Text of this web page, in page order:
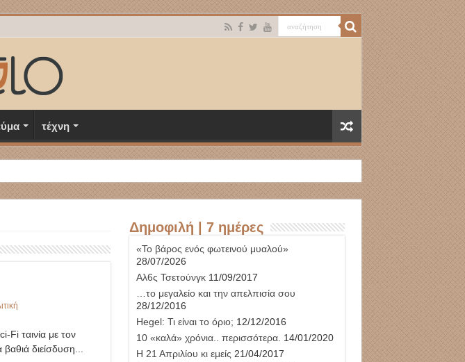
τέχνη
Fi ταινία με τον
βαθιά διείσδυση...
Δημοφιλή | 7 ημέρες
«Το βάρος ενός φωτεινού μυαλού»
28/07/2026
Αλ6ς Τσετούνγκ11/09/2017
…το μεγαλείο και την απελπισία σου
28/12/2016
Hegel: Τι είναι το όριο; 12/12/2016
10 «καλά» χρόνια.. περισσότερα. 14/01/2020
Η 21 Απριλίου κι εμείς 21/04/2017